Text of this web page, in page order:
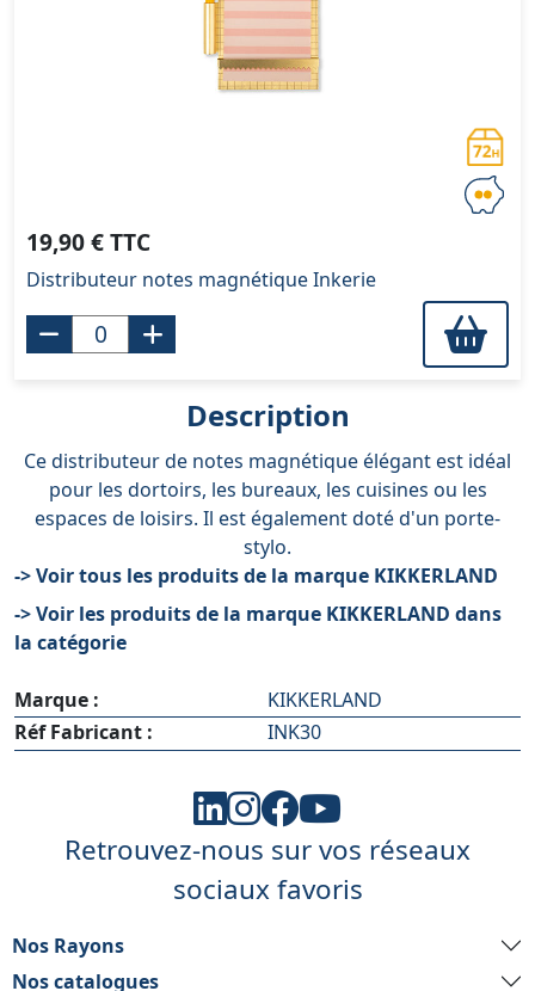
19,90 € TTC
Distributeur notes magnétique Inkerie
Description
Ce distributeur de notes magnétique élégant est idéal
pour les dortoirs, les bureaux, les cuisines ou les
espaces de loisirs. Il est également doté d'un porte-
stylo.
-> Voir tous les produits de la marque KIKKERLAND
-> Voir les produits de la marque KIKKERLAND dans
la catégorie
Marque :
KIKKERLAND
Réf Fabricant :
INK30
Retrouvez-nous sur vos réseaux
sociaux favoris
Nos Rayons
Nos catalogues